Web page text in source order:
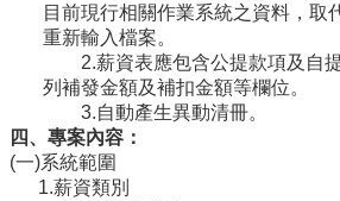
服
務
隊
規
彙
目前現行相關作業系統之資料，取
重新輸入檔案。
2.薪資表應包含公提款項及自提
列補發金額及補扣金額等欄位。
3.自動產生異動清冊。
四、專案內容：
(一)系統範圍
1.薪資類別